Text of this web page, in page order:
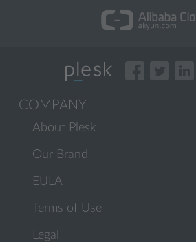
COMPANY
About Plesk
Our Brand
EULA
Terms of Use
Legal